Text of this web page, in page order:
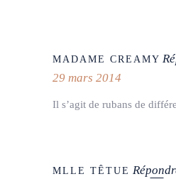
MADAME CREAMY
29 mars 2014
Il s’agit de rubans de
MLLE TÊTUE